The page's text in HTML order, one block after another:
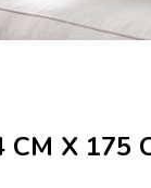
CM X 175